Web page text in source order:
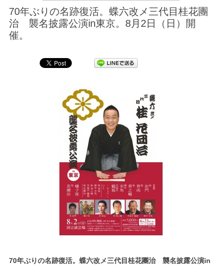
70年ぶりの名跡復活。蝶六改メ三代目桂花團
治 襲名披露公演in東京。8月2日（日）開
催。
70年ぶりの名跡復活。蝶六改メ三代目桂花團治 襲名披露公演in